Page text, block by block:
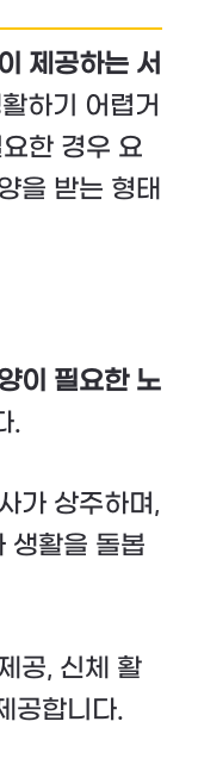
제공하는 서
하기 어렵거
한 경우 요
을 받는 형태
이 필요한 노
.
가 상주하며,
생활을 돌봅
공, 신체 활
공합니다.